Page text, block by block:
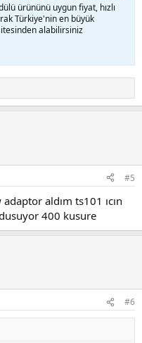
ürününü uygun fiyat, hızlı
Türkiye'nin en büyük
alabilirsiniz
#5
aldım ts101 ıcın
400 kusure
#6